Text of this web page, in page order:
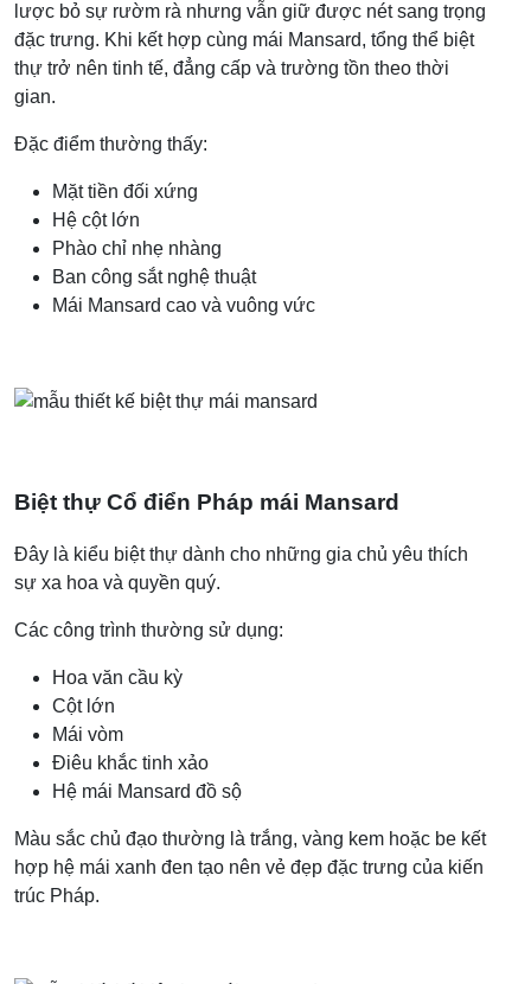
lược bỏ sự rườm rà nhưng vẫn giữ được nét sang trọng
đặc trưng. Khi kết hợp cùng mái Mansard, tổng thể biệt
thự trở nên tinh tế, đẳng cấp và trường tồn theo thời
gian.
Đặc điểm thường thấy:
Mặt tiền đối xứng
Hệ cột lớn
Phào chỉ nhẹ nhàng
Ban công sắt nghệ thuật
Mái Mansard cao và vuông vức
Biệt thự Cổ điển Pháp mái Mansard
Đây là kiểu biệt thự dành cho những gia chủ yêu thích
sự xa hoa và quyền quý.
Các công trình thường sử dụng:
Hoa văn cầu kỳ
Cột lớn
Mái vòm
Điêu khắc tinh xảo
Hệ mái Mansard đồ sộ
Màu sắc chủ đạo thường là trắng, vàng kem hoặc be kết
hợp hệ mái xanh đen tạo nên vẻ đẹp đặc trưng của kiến
trúc Pháp.